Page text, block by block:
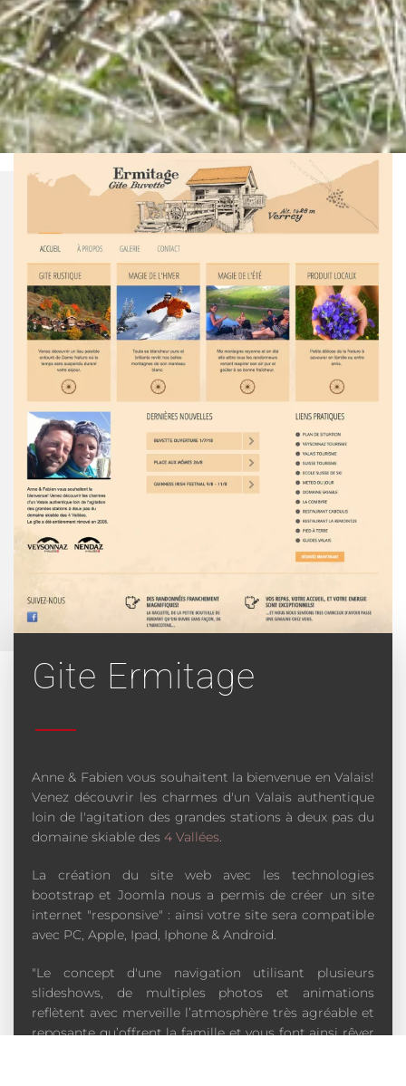
Gite Ermitage
Anne & Fabien vous souhaitent la bienvenue en Valais!
Venez découvrir les charmes d'un Valais authentique
loin de l'agitation des grandes stations à deux pas du
domaine skiable des 4 Vallées.
La création du site web avec les technologies
bootstrap et Joomla nous a permis de créer un site
internet "responsive" : ainsi votre site sera compatible
avec PC, Apple, Ipad, Iphone & Android.
"Le concept d'une navigation utilisant plusieurs
slideshows, de multiples photos et animations
reflètent avec merveille l’atmosphère très agréable et
reposante qu’offrent la famille et vous font ainsi rêver